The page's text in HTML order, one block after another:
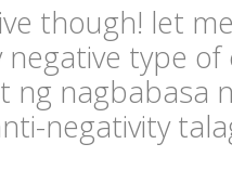
though! let
negative type
ng nagbabasa
negativity